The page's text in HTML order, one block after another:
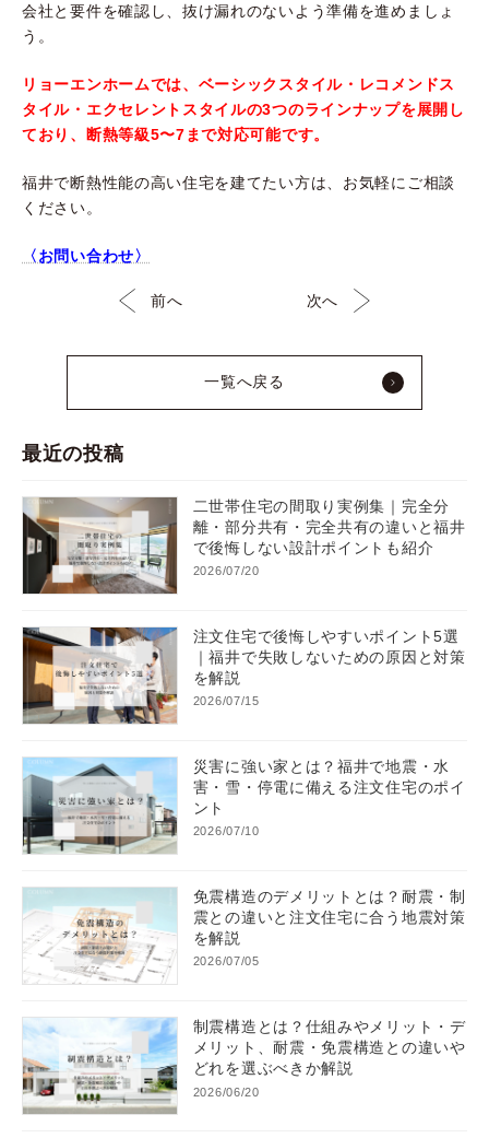
会社と要件を確認し、抜け漏れのないよう準備を進めましょ
う。
リョーエンホームでは、ベーシックスタイル・レコメンドス
タイル・エクセレントスタイルの3つのラインナップを展開し
ており、断熱等級5〜7まで対応可能です。
福井で断熱性能の高い住宅を建てたい方は、お気軽にご相談
ください。
〈お問い合わせ〉
前へ
一覧へ戻る
次へ
最近の投稿
二世帯住宅の間取り実例集｜完全分
離・部分共有・完全共有の違いと福井
で後悔しない設計ポイントも紹介
2026/07/20
注文住宅で後悔しやすいポイント5選
｜福井で失敗しないための原因と対策
を解説
2026/07/15
災害に強い家とは？福井で地震・水
害・雪・停電に備える注文住宅のポイ
ント
2026/07/10
免震構造のデメリットとは？耐震・制
震との違いと注文住宅に合う地震対策
を解説
2026/07/05
制震構造とは？仕組みやメリット・デ
メリット、耐震・免震構造との違いや
どれを選ぶべきか解説
2026/06/20